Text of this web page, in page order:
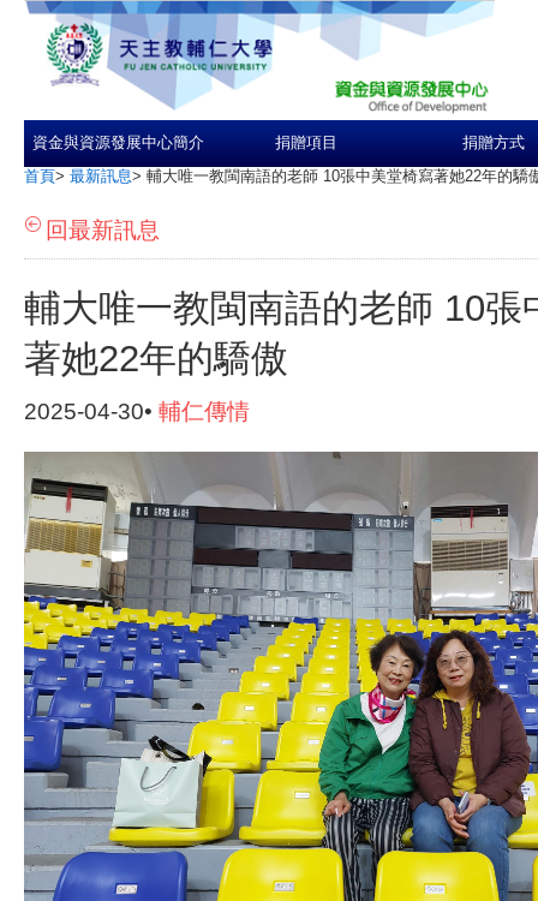
資金與資源發展中心簡介 捐贈項目 捐贈方式
首頁> 最新訊息> 輔大唯一教閩南語的老師 10張中美堂椅寫著她22年的驕
回最新訊息
輔大唯一教閩南語的老師 10張
著她22年的驕傲
2025-04-30• 輔仁傳情